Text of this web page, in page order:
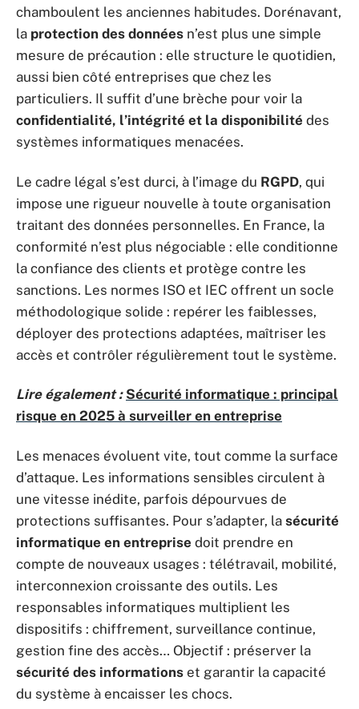
chamboulent les anciennes habitudes. Dorénavant,
la protection des données n’est plus une simple
mesure de précaution : elle structure le quotidien,
aussi bien côté entreprises que chez les
particuliers. Il suffit d’une brèche pour voir la
confidentialité, l’intégrité et la disponibilité des
systèmes informatiques menacées.
Le cadre légal s’est durci, à l’image du RGPD, qui
impose une rigueur nouvelle à toute organisation
traitant des données personnelles. En France, la
conformité n’est plus négociable : elle conditionne
la confiance des clients et protège contre les
sanctions. Les normes ISO et IEC offrent un socle
méthodologique solide : repérer les faiblesses,
déployer des protections adaptées, maîtriser les
accès et contrôler régulièrement tout le système.
Lire également : Sécurité informatique : principal
risque en 2025 à surveiller en entreprise
Les menaces évoluent vite, tout comme la surface
d’attaque. Les informations sensibles circulent à
une vitesse inédite, parfois dépourvues de
protections suffisantes. Pour s’adapter, la sécurité
informatique en entreprise doit prendre en
compte de nouveaux usages : télétravail, mobilité,
interconnexion croissante des outils. Les
responsables informatiques multiplient les
dispositifs : chiffrement, surveillance continue,
gestion fine des accès… Objectif : préserver la
sécurité des informations et garantir la capacité
du système à encaisser les chocs.